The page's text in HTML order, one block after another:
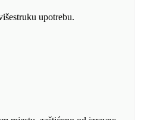
upotrebu.